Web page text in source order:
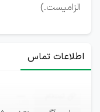
الزامیست.)
اطلاعات تماس